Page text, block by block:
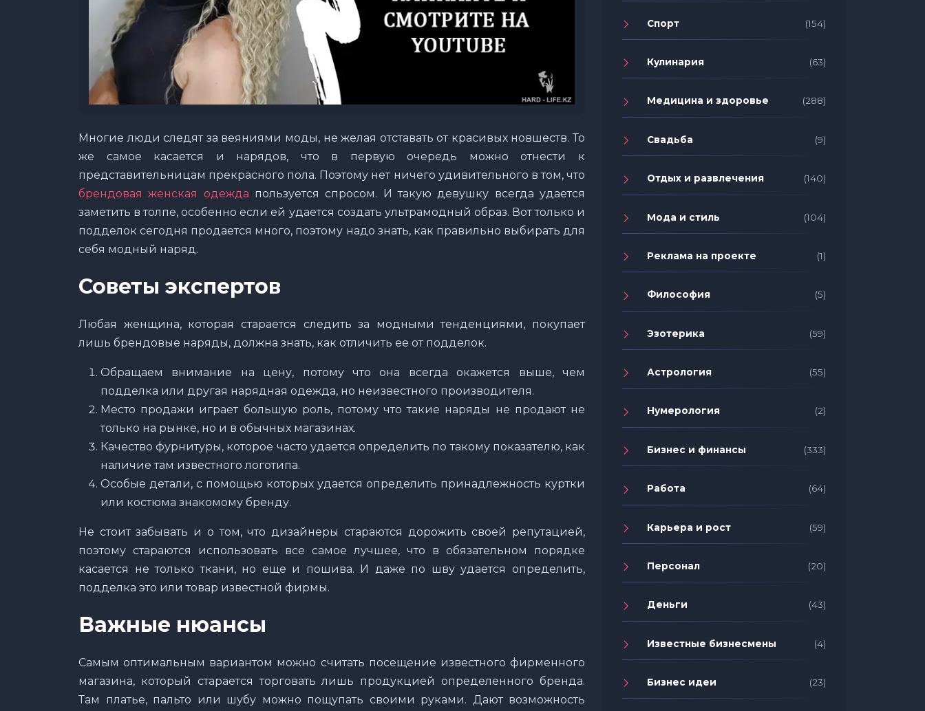
Многие люди следят за веяниями моды, не желая отставать от красивых новшеств. То
же самое касается и нарядов, что в первую очередь можно отнести к
представительницам прекрасного пола. Поэтому нет ничего удивительного в том, что
брендовая женская одежда пользуется спросом. И такую девушку всегда удается
заметить в толпе, особенно если ей удается создать ультрамодный образ. Вот только и
подделок сегодня продается много, поэтому надо знать, как правильно выбирать для
себя модный наряд.
Советы экспертов
Любая женщина, которая старается следить за модными тенденциями, покупает
лишь брендовые наряды, должна знать, как отличить ее от подделок.
Обращаем внимание на цену, потому что она всегда окажется выше, чем
подделка или другая нарядная одежда, но неизвестного производителя.
Место продажи играет большую роль, потому что такие наряды не продают не
только на рынке, но и в обычных магазинах.
Качество фурнитуры, которое часто удается определить по такому показателю, как
наличие там известного логотипа.
Особые детали, с помощью которых удается определить принадлежность куртки
или костюма знакомому бренду.
Не стоит забывать и о том, что дизайнеры стараются дорожить своей репутацией,
поэтому стараются использовать все самое лучшее, что в обязательном порядке
касается не только ткани, но еще и пошива. И даже по шву удается определить,
подделка это или товар известной фирмы.
Важные нюансы
Самым оптимальным вариантом можно считать посещение известного фирменного
магазина, который старается торговать лишь продукцией определенного бренда.
Там платье, пальто или шубу можно пощупать своими руками. Дают возможность
Спорт (154)
Кулинария (63)
Медицина и здоровье (288)
Свадьба (9)
Отдых и развлечения (140)
Мода и стиль (104)
Реклама на проекте (1)
Философия (5)
Эзотерика (59)
Астрология (55)
Нумерология (2)
Бизнес и финансы (333)
Работа (64)
Карьера и рост (59)
Персонал (20)
Деньги (43)
Известные бизнесмены (4)
Бизнес идеи (23)